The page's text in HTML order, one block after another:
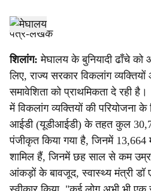
h
a
r
e
पत्र-लेखक
शिलांग: मेघालय के बुनियादी ढाँचे
लिए, राज्य सरकार विकलांग
समावेशिता को प्राथमिकता दे रही
में विकलांग व्यक्तियों की परियोजना के
आईडी (यूडीआईडी) के तहत कुल
पंजीकृत किया गया है, जिनमें
शामिल हैं, जिनमें छह साल से कम
आंकड़ों के बावजूद, स्वास्थ्य मंत्री डॉ